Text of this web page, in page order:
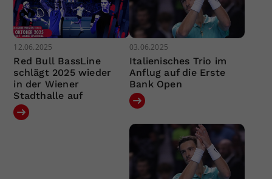
12.06.2025
Red Bull BassLine
schlägt 2025 wieder
in der Wiener
Stadthalle auf
03.06.2025
Italienisches Trio im
Anflug auf die Erste
Bank Open